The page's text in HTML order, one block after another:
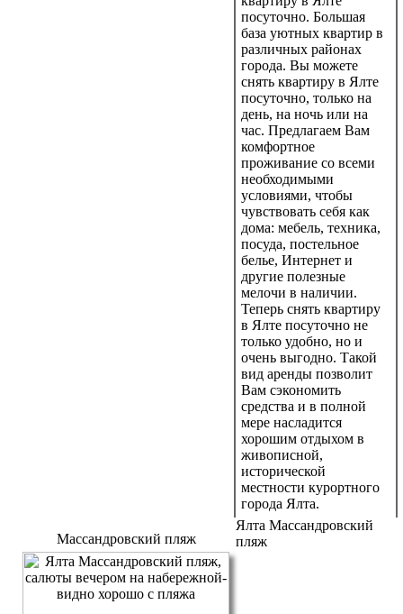
посуточно. Большая
база уютных квартир в
различных районах
города. Вы можете
снять квартиру в Ялте
посуточно, только на
день, на ночь или на
час. Предлагаем Вам
комфортное
проживание со всеми
необходимыми
условиями, чтобы
чувствовать себя как
дома: мебель, техника,
посуда, постельное
белье, Интернет и
другие полезные
мелочи в наличии.
Теперь снять квартиру
в Ялте посуточно не
только удобно, но и
очень выгодно. Такой
вид аренды позволит
Вам сэкономить
средства и в полной
мере насладится
хорошим отдыхом в
живописной,
исторической
местности курортного
города Ялта.
Массандровский пляж
Ялта Массандровский
пляж